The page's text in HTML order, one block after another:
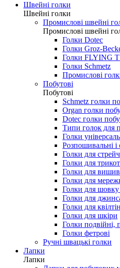
Швейні голки
Швейні голки
Промислові швейні
Промислові швейні
Голки Dotec
Голки Groz-
Голки FLYING
Голки Schmetz
Промислові
Побутові
Побутові
Schmetz голки
Organ голки
Dotec голки
Типи голок для
Голки
Розпошивальні і
Голки для стрейч
Голки для
Голки для
Голки для
Голки для шовку
Голки для
Голки для
Голки для шкіри
Голки подвійні,
Голки фетрові
Ручні швацькі голки
Лапки
Лапки